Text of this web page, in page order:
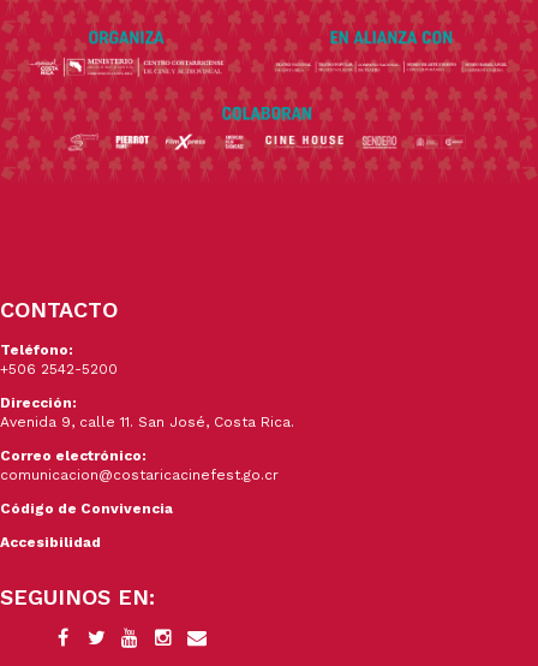
CONTACTO
Teléfono:
+506 2542-5200
Dirección:
Avenida 9, calle 11. San José, Costa Rica.
Correo electrónico:
comunicacion@costaricacinefest.go.cr
Código de Convivencia
Accesibilidad
SEGUINOS EN: